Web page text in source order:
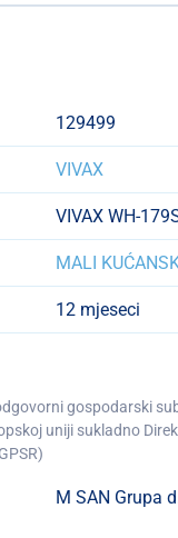
129499
VIVAX
VIVAX WH-
MALI
12 mjeseci
gospodarski
uniji sukladno
M SAN Grupa